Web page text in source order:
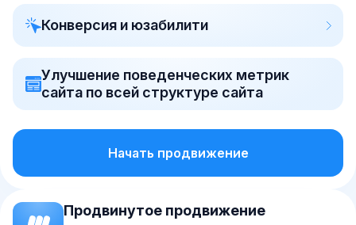
Конверсия и юзабилити
Улучшение поведенческих метрик
сайта по всей структуре сайта
Начать продвижение
Продвинутое продвижение